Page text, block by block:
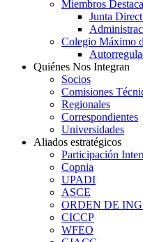
Miembros
Junta
Colegio Máximo
Quiénes Nos Integran
Socios
Comisiones
Regionales
Correspondientes
Universidades
Aliados estratégicos
Participación
Copnia
UPADI
ASCE
ORDEN DE
CICCP
WFEO